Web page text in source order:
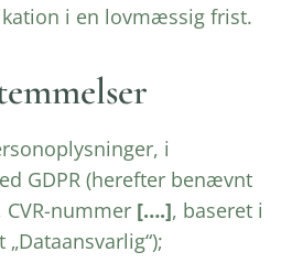
i en lovmæssig frist.
i
GDPR (herefter benævnt
CVR-nummer [….], baseret i